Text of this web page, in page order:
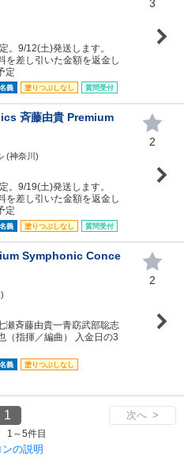
。9/12(土)発送します。
を差し引いた金額を返金し
定
義 塗りつぶしなし 質問受付
3
斉藤由貴 Premium
(神奈川)
。9/19(土)発送します。
を差し引いた金額を返金し
定
義 塗りつぶしなし 質問受付
2
Symphonic Conce
瀬斉藤由貴一青窈武部聡志
（指揮／編曲） 入金日の3
義
塗りつぶしなし
2
1 次へ >
1～5件目
の説明